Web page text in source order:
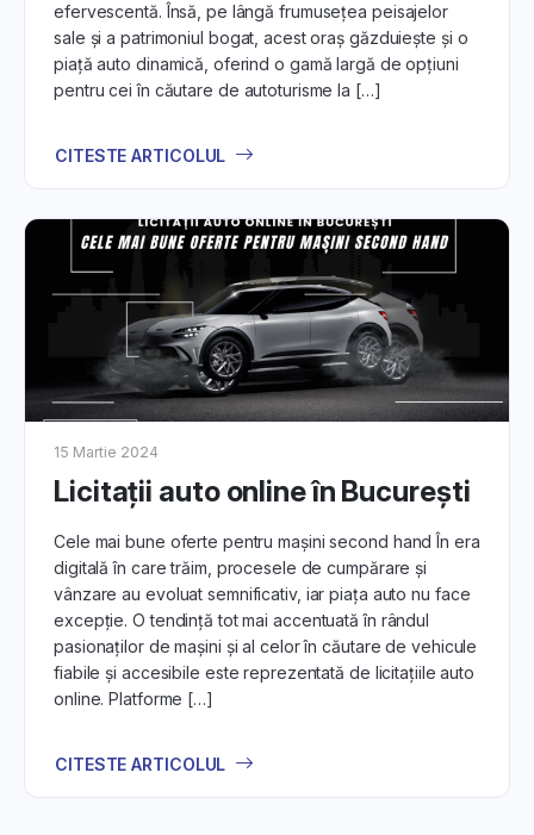
efervescentă. Însă, pe lângă frumusețea peisajelor
sale și a patrimoniul bogat, acest oraș găzduiește și o
piață auto dinamică, oferind o gamă largă de opțiuni
pentru cei în căutare de autoturisme la […]
CITESTE ARTICOLUL
15 Martie 2024
Licitații auto online în București
Cele mai bune oferte pentru mașini second hand În era
digitală în care trăim, procesele de cumpărare și
vânzare au evoluat semnificativ, iar piața auto nu face
excepție. O tendință tot mai accentuată în rândul
pasionaților de mașini și al celor în căutare de vehicule
fiabile și accesibile este reprezentată de licitațiile auto
online. Platforme […]
CITESTE ARTICOLUL